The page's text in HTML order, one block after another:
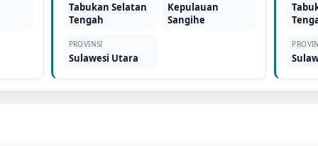
Tabukan Selatan
Tengah
Kepulauan
Sangihe
PROVINSI
Sulawesi Utara